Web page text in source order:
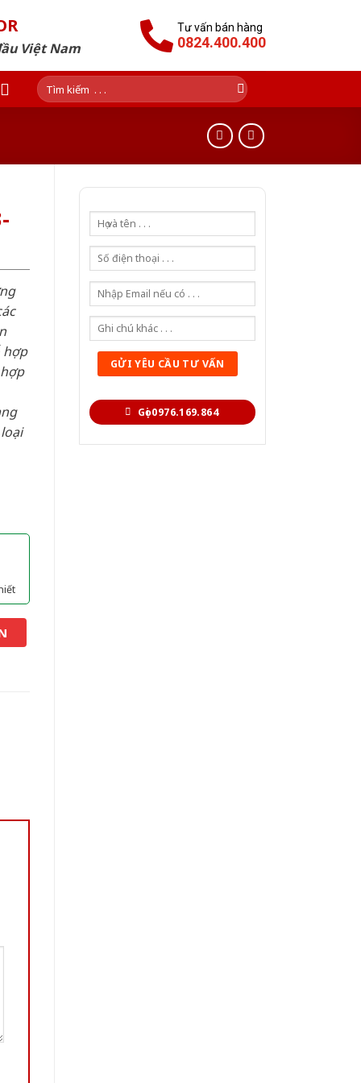
Việt Nam
Tư vấn bán hàng
0824.400.400
Tìm
kiếm:
Gọi 0976.169.864
hợp